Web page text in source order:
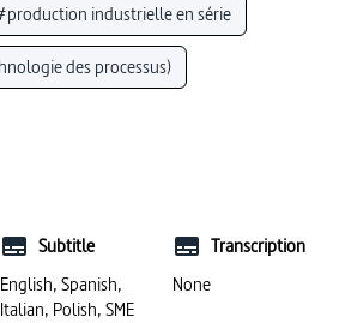
industrielle en série
des processus)
concurrentiel
Subtitle
English, Spanish,
Italian, Polish, SME
Transcription
None